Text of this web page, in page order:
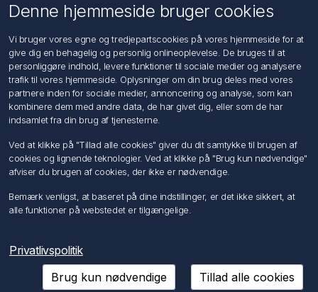
Søg
Min konto
Min konto
Ordrer
Adresser
Ansøg om Sælger konto
Følg os
Copyright © 2026 Förch A/S. Alle rettigheder forbeholdt.
Powered by
Denne hjemmeside bruger cookies
Vi bruger vores egne og tredjepartscookies på vores hjemmeside for at
give dig en behagelig og personlig onlineoplevelse. De bruges til at
personliggøre indhold, levere funktioner til sociale medier og analysere
trafik til vores hjemmeside. Oplysninger om din brug deles med vores
partnere inden for sociale medier, annoncering og analyse, som kan
kombinere dem med andre data, de har givet dig, eller som de har
indsamlet fra din brug af tjenesterne.
Ved at klikke på "Tillad alle cookies" giver du dit samtykke til brugen af
cookies og lignende teknologier. Ved at klikke på "Brug kun nødvendige"
afviser du brugen af cookies, der ikke er nødvendige.
Bemærk venligst, at baseret på dine indstillinger, er det ikke sikkert, at
alle funktioner på webstedet er tilgængelige.
Privatlivspolitik
Brug kun nødvendige
Tillad alle cookies